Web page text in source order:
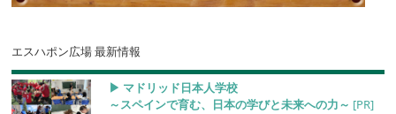
エスハポン広場 最新情報
▶︎ マドリッド日本人学校
～スペインで育む、日本の学びと未来への力～ [PR]